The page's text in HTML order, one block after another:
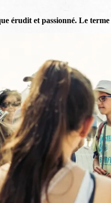
érudit et passionné. Le